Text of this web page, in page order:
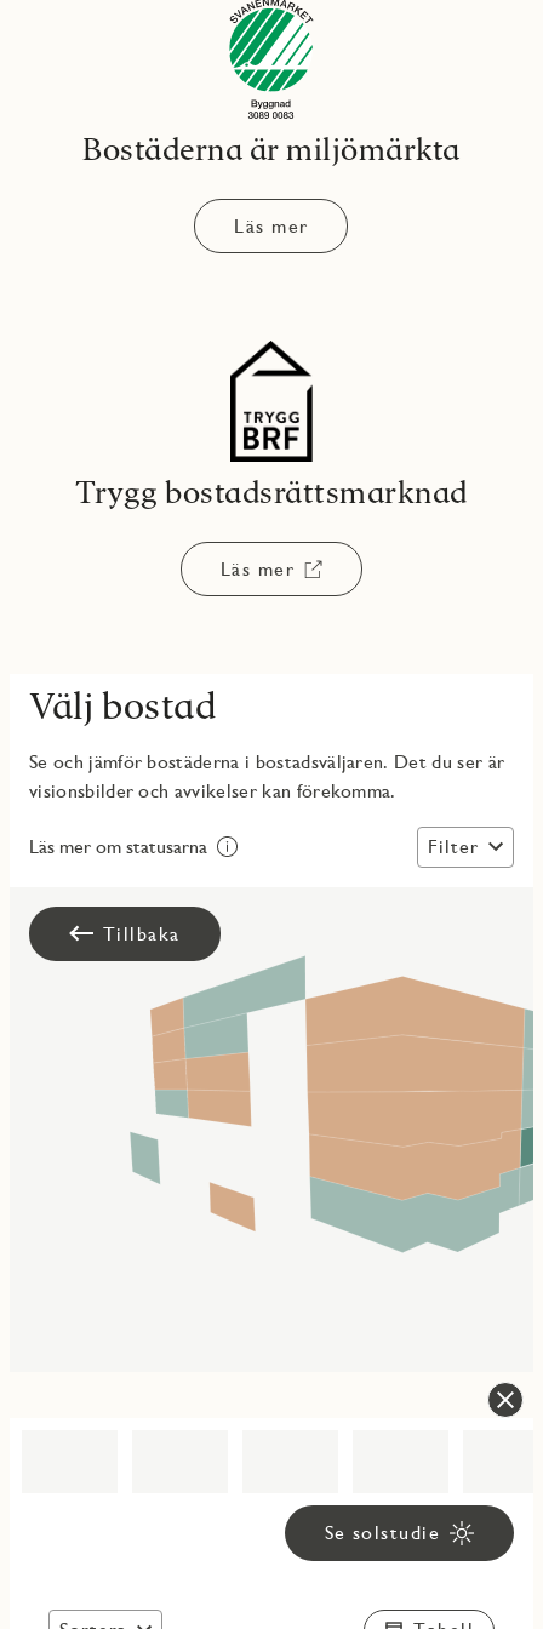
Bostäderna är miljömärkta
Läs mer
Trygg bostadsrättsmarknad
Läs mer
Välj bostad
Se och jämför bostäderna i bostadsväljaren. Det du ser är
visionsbilder och avvikelser kan förekomma.
Läs mer om statusarna Filter
Tillbaka
Se solstudie